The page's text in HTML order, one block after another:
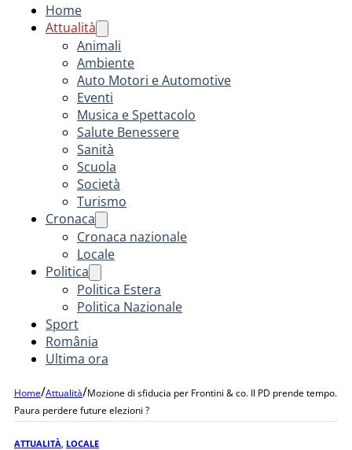
Home
Attualità
Animali
Ambiente
Auto Motori e Automotive
Eventi
Musica e Spettacolo
Salute Benessere
Sanità
Scuola
Società
Turismo
Cronaca
Cronaca nazionale
Locale
Politica
Politica Estera
Politica Nazionale
Sport
România
Ultima ora
Home/Attualità/Mozione di sfiducia per Frontini & co. Il PD prende tempo.
Paura perdere future elezioni ?
ATTUALITÀ LOCALE